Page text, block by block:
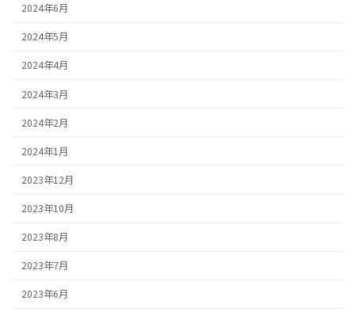
2024年6月
2024年5月
2024年4月
2024年3月
2024年2月
2024年1月
2023年12月
2023年10月
2023年8月
2023年7月
2023年6月